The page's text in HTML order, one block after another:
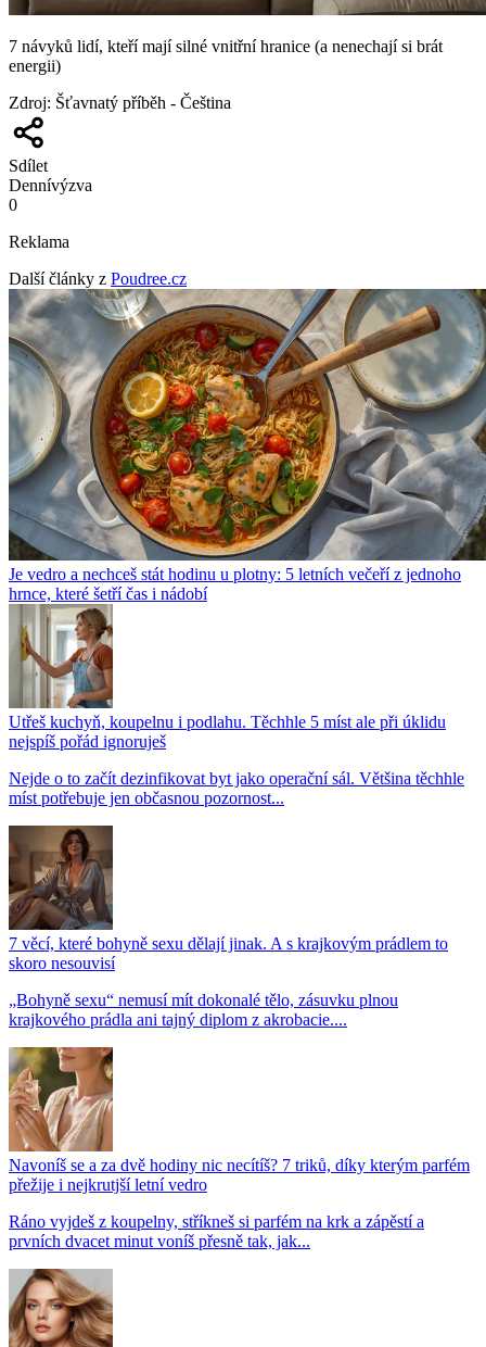
7 návyků lidí, kteří mají silné vnitřní hranice (a nenechají si brát
energii)
Zdroj: Šťavnatý příběh - Čeština
Sdílet
Dennívýzva
0
Reklama
Další články z Poudree.cz
Je vedro a nechceš stát hodinu u plotny: 5 letních večeří z jednoho
hrnce, které šetří čas i nádobí
Utřeš kuchyň, koupelnu i podlahu. Těchhle 5 míst ale při úklidu
nejspíš pořád ignoruješ
Nejde o to začít dezinfikovat byt jako operační sál. Většina těchhle
míst potřebuje jen občasnou pozornost...
7 věcí, které bohyně sexu dělají jinak. A s krajkovým prádlem to
skoro nesouvisí
„Bohyně sexu“ nemusí mít dokonalé tělo, zásuvku plnou
krajkového prádla ani tajný diplom z akrobacie....
Navoníš se a za dvě hodiny nic necítíš? 7 triků, díky kterým parfém
přežije i nejkrutjší letní vedro
Ráno vyjdeš z koupelny, stříkneš si parfém na krk a zápěstí a
prvních dvacet minut voníš přesně tak, jak...